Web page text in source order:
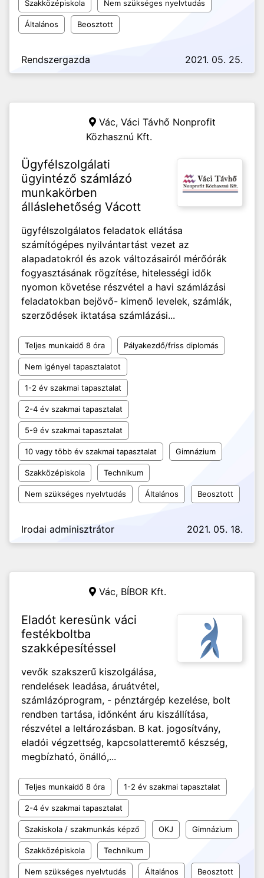
Szakközépiskola Nem szükséges nyelvtudás
Általános Beosztott
Rendszergazda 2021. 05. 25.
Vác, Váci Távhő Nonprofit
Közhasznú Kft.
Ügyfélszolgálati
ügyintéző számlázó
munkakörben
álláslehetőség Vácott
ügyfélszolgálatos feladatok ellátása
számítógépes nyilvántartást vezet az
alapadatokról és azok változásairól mérőórák
fogyasztásának rögzítése, hitelességi idők
nyomon követése részvétel a havi számlázási
feladatokban bejövő- kimenő levelek, számlák,
szerződések iktatása számlázási...
Teljes munkaidő 8 óra Pályakezdő/friss diplomás
Nem igényel tapasztalatot
1-2 év szakmai tapasztalat
2-4 év szakmai tapasztalat
5-9 év szakmai tapasztalat
10 vagy több év szakmai tapasztalat Gimnázium
Szakközépiskola Technikum
Nem szükséges nyelvtudás Általános Beosztott
Irodai adminisztrátor 2021. 05. 18.
Vác, BÍBOR Kft.
Eladót keresünk váci
festékboltba
szakképesítéssel
vevők szakszerű kiszolgálása,
rendelések leadása, áruátvétel,
számlázóprogram, - pénztárgép kezelése, bolt
rendben tartása, időnként áru kiszállítása,
részvétel a leltározásban. B kat. jogosítvány,
eladói végzettség, kapcsolatteremtő készség,
megbízható, önálló,...
Teljes munkaidő 8 óra 1-2 év szakmai tapasztalat
2-4 év szakmai tapasztalat
Szakiskola / szakmunkás képző OKJ Gimnázium
Szakközépiskola Technikum
Nem szükséges nyelvtudás Általános Beosztott